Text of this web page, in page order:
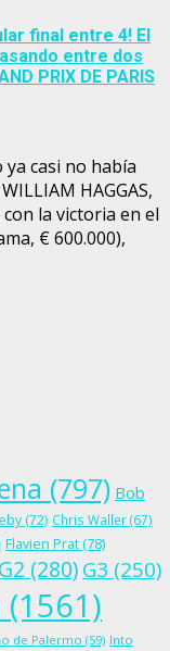
final entre 4! El
entre dos
PRIX DE PARIS
casi no había
HAGGAS,
la victoria en el
€ 600.000),
(797) Bob
(72) Chris Waller(67)
Flavien Prat (78)
G2 (280)G3 (250)
(1561)
de Palermo (59) Into